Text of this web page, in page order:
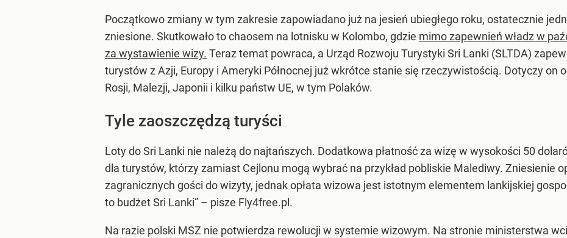
Początkowo zmiany w tym zakresie zapowiadano już na jesień ubiegłego roku, ostatecznie
zniesione. Skutkowało to chaosem na lotnisku w Kolombo, gdzie mimo zapewnień władz w
za wystawienie wizy. Teraz temat powraca, a Urząd Rozwoju Turystyki Sri Lanki (SLTDA)
turystów z Azji, Europy i Ameryki Północnej już wkrótce stanie się rzeczywistością. Dotyczy on
Rosji, Malezji, Japonii i kilku państw UE, w tym Polaków.
Tyle zaoszczędzą turyści
Loty do Sri Lanki nie należą do najtańszych. Dodatkowa płatność za wizę w wysokości 50
dla turystów, którzy zamiast Cejlonu mogą wybrać na przykład pobliskie Malediwy. Zniesienie
zagranicznych gości do wizyty, jednak opłata wizowa jest istotnym elementem lankijskiej
to budżet Sri Lanki” – pisze Fly4free.pl.
Na razie polski MSZ nie potwierdza rewolucji w systemie wizowym. Na stronie ministerstwa